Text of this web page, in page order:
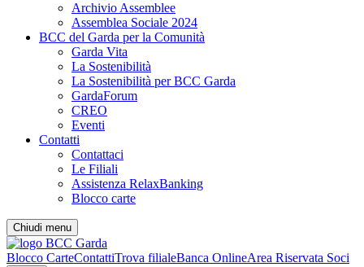
Archivio Assemblee
Assemblea Sociale 2024
BCC del Garda per la Comunità
Garda Vita
La Sostenibilità
La Sostenibilità per BCC Garda
GardaForum
CREO
Eventi
Contatti
Contattaci
Le Filiali
Assistenza RelaxBanking
Blocco carte
Chiudi menu
Blocco CarteContattiTrova filialeBanca OnlineArea Riservata Soci